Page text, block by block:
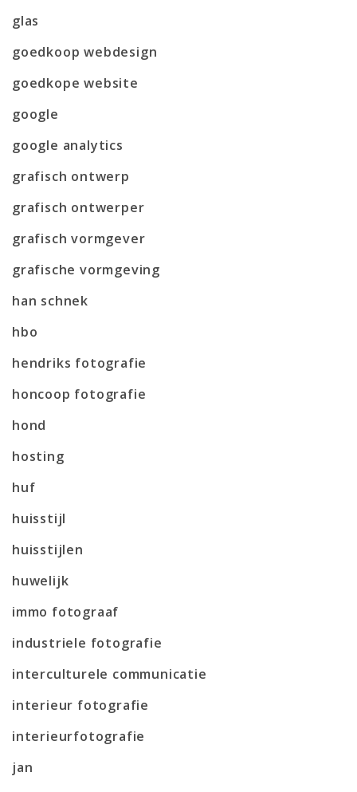
glas
goedkoop webdesign
goedkope website
google
google analytics
grafisch ontwerp
grafisch ontwerper
grafisch vormgever
grafische vormgeving
han schnek
hbo
hendriks fotografie
honcoop fotografie
hond
hosting
huf
huisstijl
huisstijlen
huwelijk
immo fotograaf
industriele fotografie
interculturele communicatie
interieur fotografie
interieurfotografie
jan